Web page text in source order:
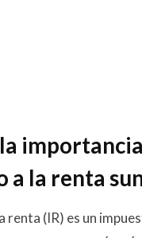
la
a la renta
renta (IR) es un